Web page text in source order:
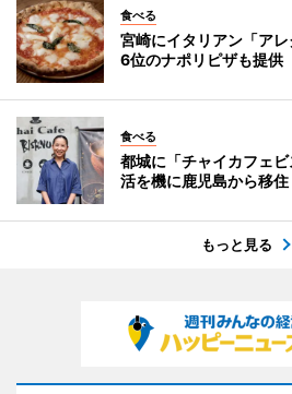
食べる
宮崎にイタリアン「ア
6位のナポリピザも提供
食べる
都城に「チャイカフェ
活を機に鹿児島から移住
もっと見る